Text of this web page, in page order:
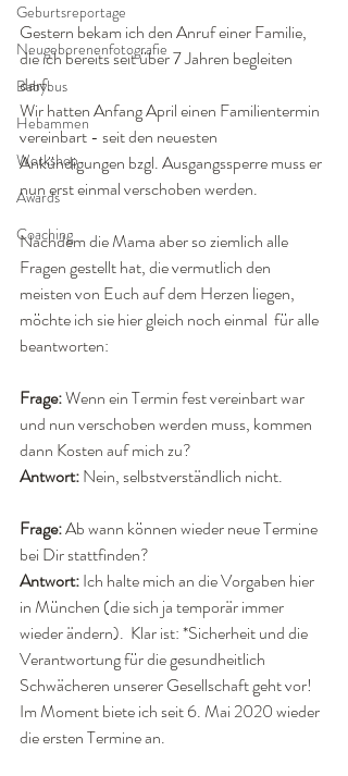
Geburtsreportage
Neugeborenenfotografie
Babybus
Hebammen
Workshop
Awards
Coaching
Gestern bekam ich den Anruf einer Familie,
die ich bereits seit über 7 Jahren begleiten
darf.
Wir hatten Anfang April einen Familientermin
vereinbart - seit den neuesten
Ankündigungen bzgl. Ausgangssperre muss er
nun erst einmal verschoben werden.
Nachdem die Mama aber so ziemlich alle
Fragen gestellt hat, die vermutlich den
meisten von Euch auf dem Herzen liegen,
möchte ich sie hier gleich noch einmal  für alle
beantworten:
Frage: Wenn ein Termin fest vereinbart war
und nun verschoben werden muss, kommen
dann Kosten auf mich zu?
Antwort: Nein, selbstverständlich nicht.
Frage: Ab wann können wieder neue Termine
bei Dir stattfinden?
Antwort: Ich halte mich an die Vorgaben hier
in München (die sich ja temporär immer
wieder ändern).  Klar ist: *Sicherheit und die
Verantwortung für die gesundheitlich
Schwächeren unserer Gesellschaft geht vor!
Im Moment biete ich seit 6. Mai 2020 wieder
die ersten Termine an.